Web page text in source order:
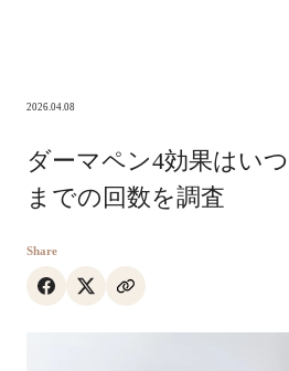
2026.04.08
ダーマペン4効果はい
までの回数を調査
Share